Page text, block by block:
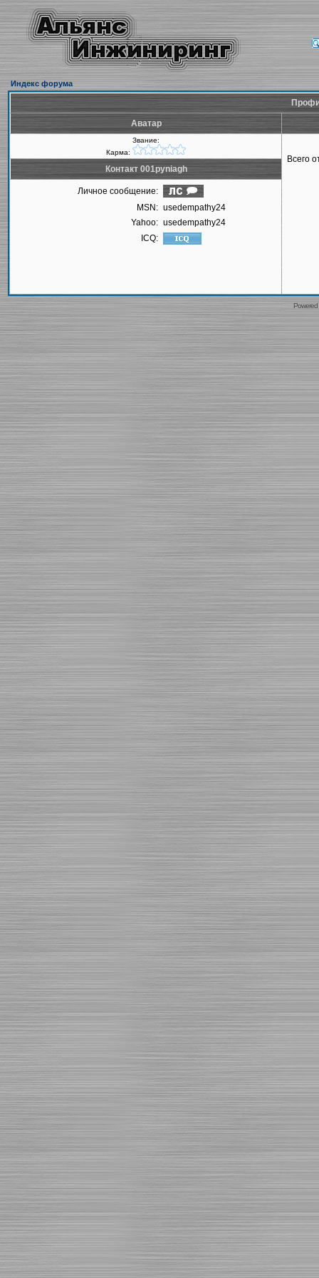
Индекс форума
Аватар
Звание:
Карма:
Всего
Контакт 001pyniagh
Личное сообщение:
MSN: usedempathy24
Yahoo: usedempathy24
ICQ: